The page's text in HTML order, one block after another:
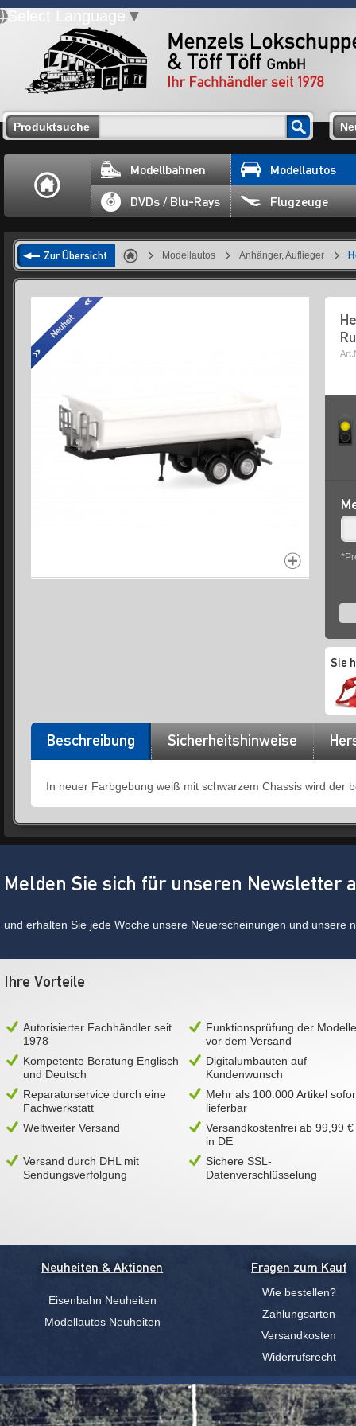
Select Language ▼
Produktsuche
Modellbahnen Modellautos
DVDs / Blu-Rays Flugzeuge
Zur Übersicht Modellautos Anhänger, Auflieger
Sie
Beschreibung Sicherheitshinweise
In neuer Farbgebung weiß mit schwarzem Chassis wird der
Melden Sie sich für unseren Newsletter
und erhalten Sie jede Woche unsere Neuerscheinungen und unsere
Ihre Vorteile
Autorisierter Fachhändler seit
1978
Funktionsprüfung der Modelle
vor dem Versand
Kompetente Beratung Englisch
und Deutsch
Digitalumbauten auf
Kundenwunsch
Reparaturservice durch eine
Fachwerkstatt
Mehr als 100.000 Artikel
lieferbar
Weltweiter Versand
Versandkostenfrei ab 99,99 €
in DE
Versand durch DHL mit
Sendungsverfolgung
Sichere SSL-
Datenverschlüsselung
Neuheiten & Aktionen
Eisenbahn Neuheiten
Modellautos Neuheiten
Fragen zum Kauf
Wie bestellen?
Zahlungsarten
Versandkosten
Widerrufsrecht